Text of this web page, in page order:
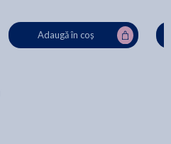
Adaugă în coș